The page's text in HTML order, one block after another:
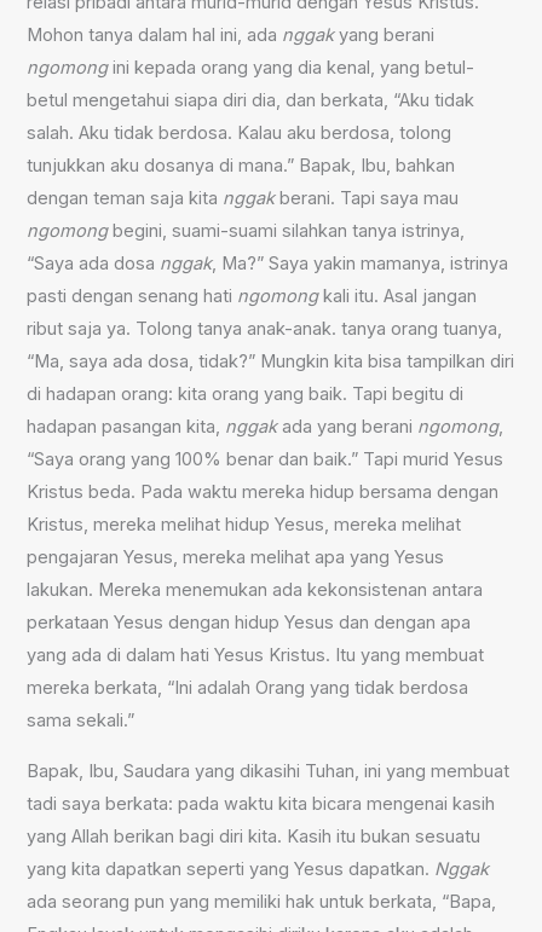
Mohon tanya dalam hal ini, ada nggakyang berani
ngomongini kepada orang yang dia kenal, yang betul-
betul mengetahui siapa diri dia, dan berkata, “Aku tidak
salah. Aku tidak berdosa. Kalau aku berdosa, tolong
tunjukkan aku dosanya di mana.” Bapak, Ibu, bahkan
dengan teman saja kita nggakberani. Tapi saya mau
ngomongbegini, suami-suami silahkan tanya istrinya,
“Saya ada dosa nggak, Ma?” Saya yakin mamanya, istrinya
pasti dengan senang hati ngomongkali itu. Asal jangan
ribut saja ya. Tolong tanya anak-anak. tanya orang tuanya,
“Ma, saya ada dosa, tidak?” Mungkin kita bisa tampilkan diri
di hadapan orang: kita orang yang baik. Tapi begitu di
hadapan pasangan kita, nggakada yang berani ngomong,
“Saya orang yang 100% benar dan baik.” Tapi murid Yesus
Kristus beda. Pada waktu mereka hidup bersama dengan
Kristus, mereka melihat hidup Yesus, mereka melihat
pengajaran Yesus, mereka melihat apa yang Yesus
lakukan. Mereka menemukan ada kekonsistenan antara
perkataan Yesus dengan hidup Yesus dan dengan apa
yang ada di dalam hati Yesus Kristus. Itu yang membuat
mereka berkata, “Ini adalah Orang yang tidak berdosa
sama sekali.”
Bapak, Ibu, Saudara yang dikasihi Tuhan, ini yang membuat
tadi saya berkata: pada waktu kita bicara mengenai kasih
yang Allah berikan bagi diri kita. Kasih itu bukan sesuatu
yang kita dapatkan seperti yang Yesus dapatkan. Nggak
ada seorang pun yang memiliki hak untuk berkata, “Bapa,